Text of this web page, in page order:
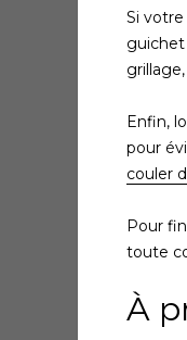
Si
guichet
Enfin,
pour
couler
Pour
toute
À